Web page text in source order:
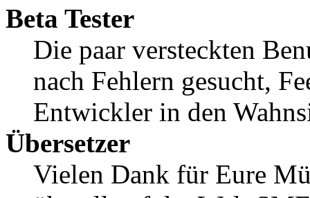
Beta Tester
Die paar versteckten
nach Fehlern gesucht,
Entwickler in den
Übersetzer
Vielen Dank für Eure